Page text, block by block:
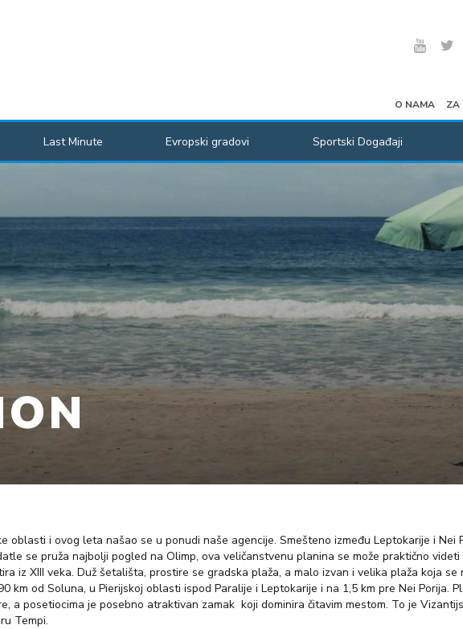
O NAMA ZA
Last Minute Evropski gradovi Sportski Događaji
oblasti i ovog leta našao se u ponudi naše agencije. Smešteno između Leptokarije i
se pruža najbolji pogled na Olimp, ova veličanstvenu planina se može praktično
iz XIII veka. Duž šetališta, prostire se gradska plaža, a malo izvan i velika plaža koja
km od Soluna, u Pierijskoj oblasti ispod Paralije i Leptokarije i na 1,5 km pre Nei Porija.
a posetiocima je posebno atraktivan zamak koji dominira čitavim mestom. To je
Tempi.